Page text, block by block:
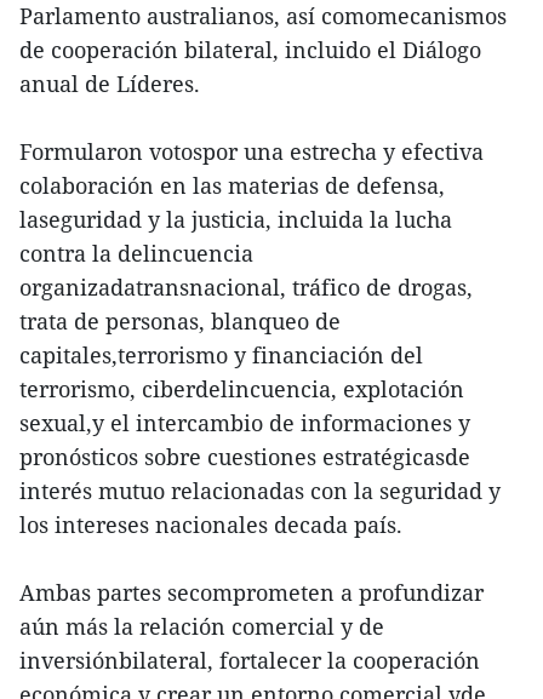
Parlamento australianos, así comomecanismos
de cooperación bilateral, incluido el Diálogo
anual de Líderes.
Formularon votospor una estrecha y efectiva
colaboración en las materias de defensa,
laseguridad y la justicia, incluida la lucha
contra la delincuencia
organizadatransnacional, tráfico de drogas,
trata de personas, blanqueo de
capitales,terrorismo y financiación del
terrorismo, ciberdelincuencia, explotación
sexual,y el intercambio de informaciones y
pronósticos sobre cuestiones estratégicasde
interés mutuo relacionadas con la seguridad y
los intereses nacionales decada país.
Ambas partes secomprometen a profundizar
aún más la relación comercial y de
inversiónbilateral, fortalecer la cooperación